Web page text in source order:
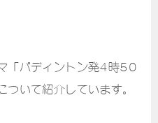
「パディントン発4時50
いて紹介しています。